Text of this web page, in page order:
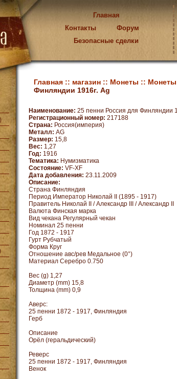
Главная
Контакты
Форум
Безопасные сделки
Главная :: магазин :: Монеты :: Монеты
Финляндии 1916г. Ag
Наименование: 25 пенни Россия для Финляндии
Регистрационный номер: 217188
Страна: Россия(империя)
Металл: AG
Размер: 15,8
Вес: 1,27
Год: 1916
Тематика: Нумизматика
Состояние: VF-XF
Дата добавления: 23.11.2009
Описание:
Страна Финляндия
Период Император Николай II (1895 - 1917)
Правитель Николай II / Александр III / Александр II
Валюта Финская марка
Вид чекана Регулярный чекан
Номинал 25 пенни
Год 1872 - 1917
Гурт Рубчатый
Форма Круг
Отношение авс/рев Медальное (0°)
Материал Серебро 0.750
Вес (g) 1,27
Диаметр (mm) 15,8
Толщина (mm) 0,9
Аверс:
25 пенни 1872 - 1917, Финляндия
Герб
Описание
Орёл (геральдический)
Реверс
25 пенни 1872 - 1917, Финляндия
Венок